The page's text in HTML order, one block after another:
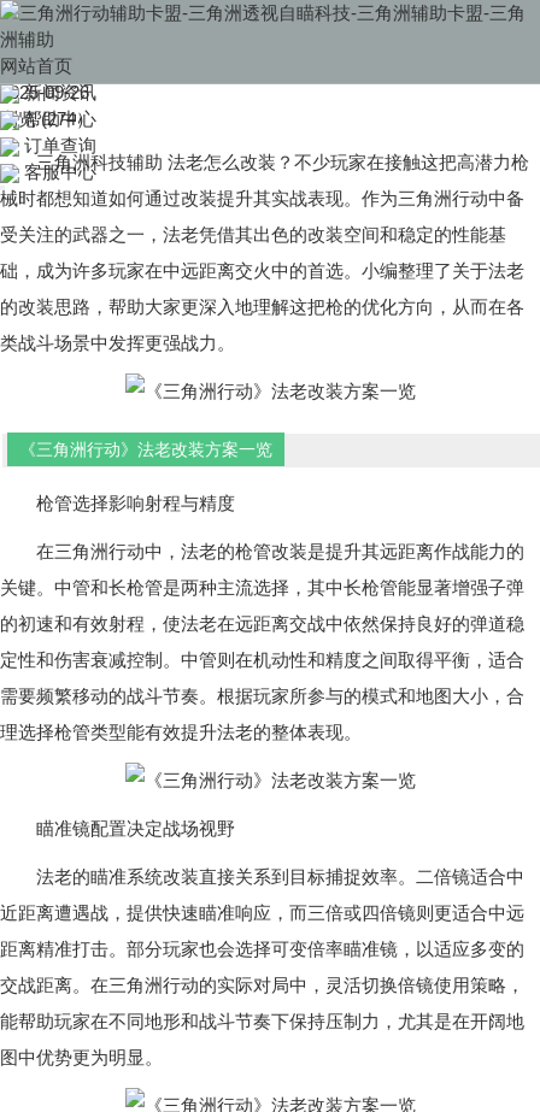
网站首页
新闻资讯
帮助中心
订单查询
客服中心
当前位置：首页>>帮助中心
三角洲科技辅助 法老改装方案一览
三角洲科技辅助 法老改装方案一览
2025-09-26
浏览 (274）
三角洲科技辅助 法老怎么改装？不少玩家在接触这把高潜力枪
械时都想知道如何通过改装提升其实战表现。作为三角洲行动中备
受关注的武器之一，法老凭借其出色的改装空间和稳定的性能基
础，成为许多玩家在中远距离交火中的首选。小编整理了关于法老
的改装思路，帮助大家更深入地理解这把枪的优化方向，从而在各
类战斗场景中发挥更强战力。
《三角洲行动》法老改装方案一览
枪管选择影响射程与精度
在三角洲行动中，法老的枪管改装是提升其远距离作战能力的
关键。中管和长枪管是两种主流选择，其中长枪管能显著增强子弹
的初速和有效射程，使法老在远距离交战中依然保持良好的弹道稳
定性和伤害衰减控制。中管则在机动性和精度之间取得平衡，适合
需要频繁移动的战斗节奏。根据玩家所参与的模式和地图大小，合
理选择枪管类型能有效提升法老的整体表现。
瞄准镜配置决定战场视野
法老的瞄准系统改装直接关系到目标捕捉效率。二倍镜适合中
近距离遭遇战，提供快速瞄准响应，而三倍或四倍镜则更适合中远
距离精准打击。部分玩家也会选择可变倍率瞄准镜，以适应多变的
交战距离。在三角洲行动的实际对局中，灵活切换倍镜使用策略，
能帮助玩家在不同地形和战斗节奏下保持压制力，尤其是在开阔地
图中优势更为明显。